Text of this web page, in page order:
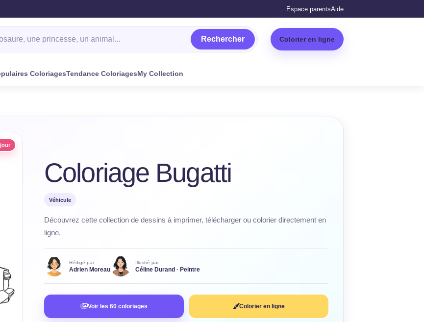
Espace parentsAide
Rechercher Colorier en ligne
ColoriagesTendance ColoriagesMy Collection
Coloriage Bugatti
Véhicule
Découvrez cette collection de dessins à imprimer, télécharger ou colorier directement en
ligne.
Rédigé par
Adrien Moreau
Illustré par
Céline Durand · Peintre
Voir les 60 coloriages Colorier en ligne